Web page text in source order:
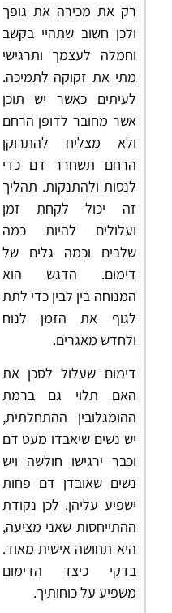
רק את מכירה את גופך
ולכן חשוב שתהיי בקשב
וחמלה לעצמך ותרגישי
מתי את זקוקה לתמיכה.
לעיתים כאשר יש תוכן
אשר מחובר לדופן הרחם
ולא מצליח להתרוקן
הרחם תשחרר דם כדי
לנסות ולהתנקות. תהליך
זה יכול לקחת זמן
ועלולים להיות כמה
שלבים וכמה גלים של
דימום. הדגש הוא
המנוחה בין לבין כדי לתת
לגוף את הזמן לנוח
ולחדש מאגרים.
דימום שעלול לסכן את
האם תלוי גם ברמת
ההומגלובין ההתחלתית,
יש נשים שיאבדו מעט דם
וכבר ירגישו חולשה ויש
נשים שאובדן דם פחות
ישפיע עליהן. לכן נקודת
ההתייחסות שאני מציעה,
היא תחושה אישית מאוד.
בדקי כיצד הדימום
משפיע על כוחותיך.